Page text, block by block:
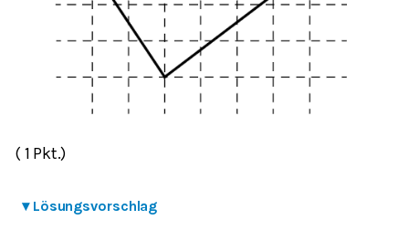
( 1 Pkt.)
▾ Lösungsvorschlag